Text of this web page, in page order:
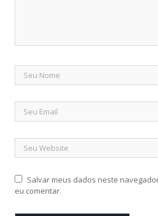
Salvar meus dados neste
eu comentar.